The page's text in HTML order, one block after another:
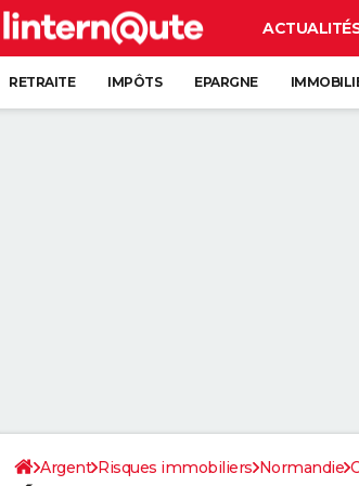
RETRAITE IMPÔTS EPARGNE
Argent Risques immobiliers Normandie